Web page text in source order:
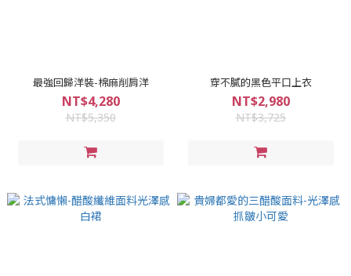
最強回歸洋裝-棉麻削肩洋
NT$4,280
NT$5,350
穿不膩的黑色平口上衣
NT$2,980
NT$3,725